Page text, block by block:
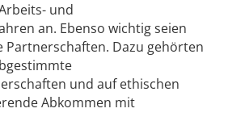
und
an. Ebenso wichtig seien
Dazu gehörten
und auf ethischen
Abkommen mit